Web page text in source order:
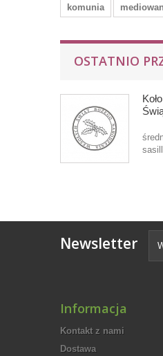
komunia
OSTATNIO
Newsletter
Informacja
Kontakt z nami
Dostawa